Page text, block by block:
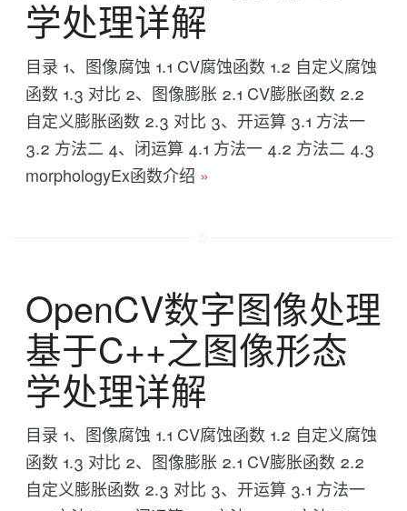
学处理详解
目录 1、图像腐蚀 1.1 CV腐蚀函数 1.2 自定义腐蚀
函数 1.3 对比 2、图像膨胀 2.1 CV膨胀函数 2.2
自定义膨胀函数 2.3 对比 3、开运算 3.1 方法一
3.2 方法二 4、闭运算 4.1 方法一 4.2 方法二 4.3
morphologyEx函数介绍 »
OpenCV数字图像处理
基于C++之图像形态
学处理详解
目录 1、图像腐蚀 1.1 CV腐蚀函数 1.2 自定义腐蚀
函数 1.3 对比 2、图像膨胀 2.1 CV膨胀函数 2.2
自定义膨胀函数 2.3 对比 3、开运算 3.1 方法一